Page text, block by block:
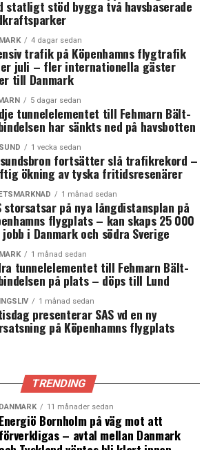
speciella med Danmark är att
fatta det beslutet helt utan att
regeringspartners.”
kommer bli valfråga
Danmark en blocköverskridande
som består av Socialdemokratiet,
partiet Venstre och mittenpartiet
regeringen kommer i sig bli en
Nielsen. Han bedömer chansen att
valet som liten, och att valrörelsen
att handla om vilka partier som kan
befinner sig i en svag position och
inte att fortsätta. Det är dock mycket
får en ny mittenregering, bara med
Socialdemokraterna vänsterut.
få svårt att få den majoritet den
inom det blå blocket är
få en majoritet utan Moderaterne
statligt stöd bygga två havsbaserade
4 dagar sedan
trafik på Köpenhamns flygtrafik
juli – fler internationella gäster
till Danmark
5 dagar sedan
tunnelelementet till Fehmarn Bält-
har sänkts ned på havsbotten
1 vecka sedan
fortsätter slå trafikrekord –
ökning av tyska fritidsresenärer
1 månad sedan
storsatsar på nya långdistansplan på
flygplats – kan skaps 25 000
jobb i Danmark och södra Sverige
1 månad sedan
tunnelelementet till Fehmarn Bält-
på plats – döps till Lund
1 månad sedan
presenterar SAS vd en ny
på Köpenhamns flygplats
TRENDING
DANMARK 11 månader sedan
Energiö Bornholm på väg mot att
förverkligas – avtal mellan Danmark